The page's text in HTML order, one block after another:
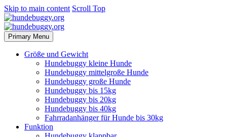
Skip to main content Scroll Top
Primary Menu
Größe und Gewicht
Hundebuggy kleine Hunde
Hundebuggy mittelgroße Hunde
Hundebuggy große Hunde
Hundebuggy bis 15kg
Hundebuggy bis 20kg
Hundebuggy bis 40kg
Fahrradanhänger für Hunde bis 30kg
Funktion